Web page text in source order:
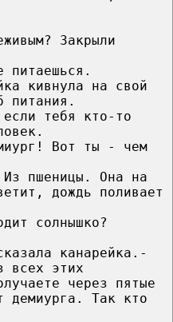
Закрыли
кивнула на свой
питания.
тебя кто-то
Вот ты - чем
пшеницы. Она на
дождь поливает
солнышко?
канарейка.-
всех этих
через пятые
Так кто